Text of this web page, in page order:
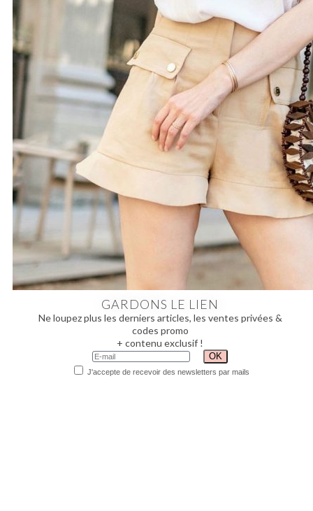
GARDONS LE LIEN
Ne loupez plus les derniers articles, les ventes privées &
codes promo
+ contenu exclusif !
J'accepte de recevoir des newsletters par mails